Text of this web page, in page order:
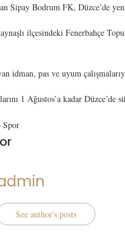
Sipay Bodrum FK, Düzce’de
ilçesindeki Fenerbahçe
idman, pas ve uyum
1 Ağustos’a kadar Düzce’de
Spor
See author's posts